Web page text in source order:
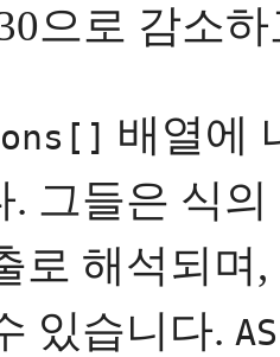
으로 감소
배열에
. 그들은 식
로 해석되며
있습니다.